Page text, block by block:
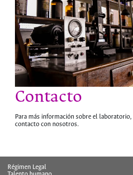
Contacto
Para más información sobre el
contacto con nosotros.
Régimen Legal